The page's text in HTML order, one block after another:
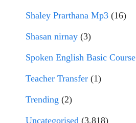
Shaley Prarthana Mp3 (16)
Shasan nirnay (3)
Spoken English Basic Course
Teacher Transfer (1)
Trending (2)
Uncategorised (3,818)